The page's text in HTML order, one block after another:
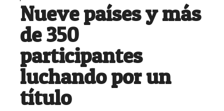
Nueve países y más
de 350
participantes
luchando por un
título